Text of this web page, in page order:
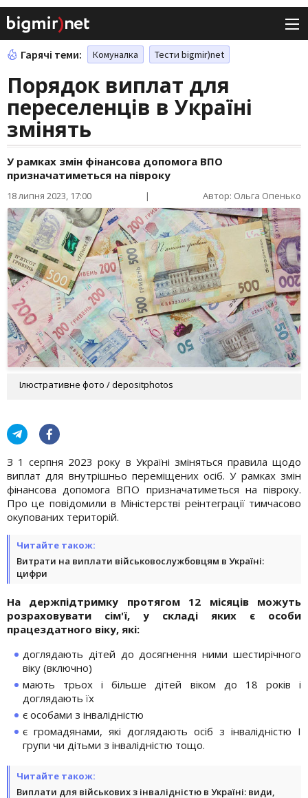
Гарячі теми: Комуналка Тести bigmir)net
Порядок виплат для
переселенців в Україні
змінять
У рамках змін фінансова допомога ВПО
призначатиметься на півроку
18 липня 2023, 17:00 | Автор: Ольга Опенько
Ілюстративне фото / depositphotos
З 1 серпня 2023 року в Україні зміняться правила щодо
виплат для внутрішньо переміщених осіб. У рамках змін
фінансова допомога ВПО призначатиметься на півроку.
Про це повідомили в Міністерстві реінтеграції тимчасово
окупованих територій.
Читайте також:
Витрати на виплати військовослужбовцям в Україні:
цифри
На держпідтримку протягом 12 місяців можуть
розраховувати сім'ї, у складі яких є особи
працездатного віку, які:
доглядають дітей до досягнення ними шестирічного
віку (включно)
мають трьох і більше дітей віком до 18 років і
доглядають їх
є особами з інвалідністю
є громадянами, які доглядають осіб з інвалідністю I
групи чи дітьми з інвалідністю тощо.
Читайте також:
Виплати для військових з інвалідністю в Україні: види,